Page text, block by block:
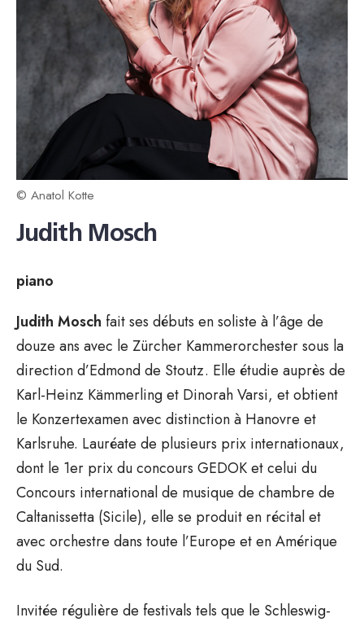
© Anatol Kotte
Judith Mosch
piano
Judith Mosch fait ses débuts en soliste à l’âge de
douze ans avec le Zürcher Kammerorchester sous la
direction d’Edmond de Stoutz. Elle étudie auprès de
Karl-Heinz Kämmerling et Dinorah Varsi, et obtient
le Konzertexamen avec distinction à Hanovre et
Karlsruhe. Lauréate de plusieurs prix internationaux,
dont le 1er prix du concours GEDOK et celui du
Concours international de musique de chambre de
Caltanissetta (Sicile), elle se produit en récital et
avec orchestre dans toute l’Europe et en Amérique
du Sud.
Invitée régulière de festivals tels que le Schleswig-